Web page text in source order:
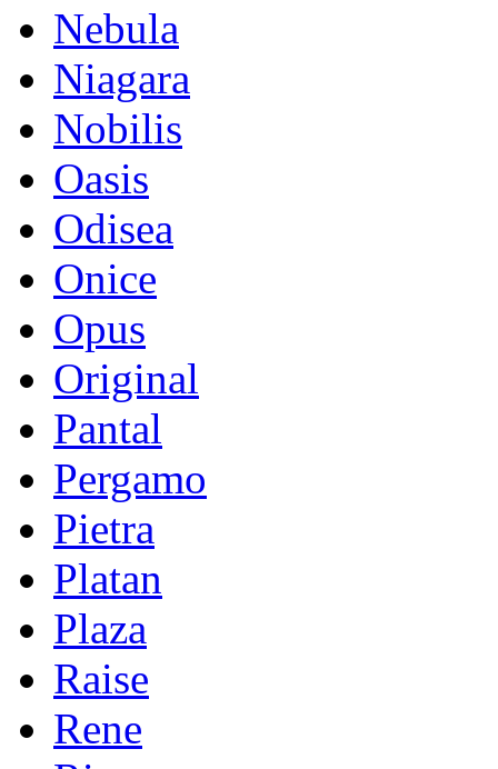
Nebula
Niagara
Nobilis
Oasis
Odisea
Onice
Opus
Original
Pantal
Pergamo
Pietra
Platan
Plaza
Raise
Rene